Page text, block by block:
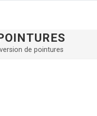
de pointures